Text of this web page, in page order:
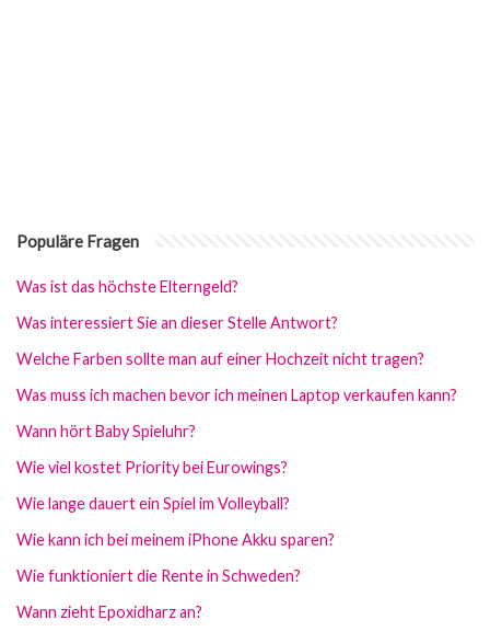
Populäre Fragen
Was ist das höchste Elterngeld?
Was interessiert Sie an dieser Stelle Antwort?
Welche Farben sollte man auf einer Hochzeit nicht tragen?
Was muss ich machen bevor ich meinen Laptop verkaufen kann?
Wann hört Baby Spieluhr?
Wie viel kostet Priority bei Eurowings?
Wie lange dauert ein Spiel im Volleyball?
Wie kann ich bei meinem iPhone Akku sparen?
Wie funktioniert die Rente in Schweden?
Wann zieht Epoxidharz an?